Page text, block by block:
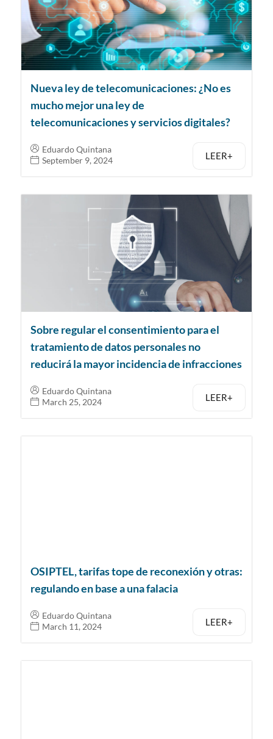
Nueva ley de telecomunicaciones: ¿No es
mucho mejor una ley de
telecomunicaciones y servicios digitales?
Eduardo Quintana
September 9, 2024
LEER+
Sobre regular el consentimiento para el
tratamiento de datos personales no
reducirá la mayor incidencia de infracciones
Eduardo Quintana
March 25, 2024
LEER+
OSIPTEL, tarifas tope de reconexión y otras:
regulando en base a una falacia
Eduardo Quintana
March 11, 2024
LEER+